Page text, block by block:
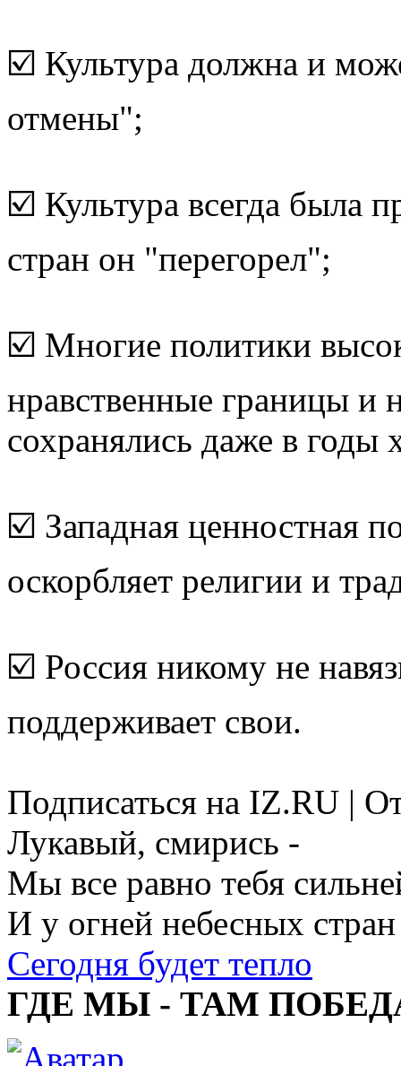
☑️ Культура должна и
отмены";
☑️ Культура всегда была
стран он "перегорел";
☑️ Многие политики
нравственные границы и
сохранялись даже в годы
☑️ Западная ценностная
оскорбляет религии и
☑️ Россия никому не
поддерживает свои.
Подписаться на IZ.RU |
Лукавый, смирись -
Мы все равно тебя
И у огней небесных стран
Сегодня будет тепло
ГДЕ МЫ - ТАМ